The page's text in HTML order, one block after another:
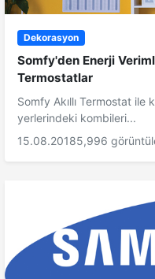
Dekorasyon
Somfy'den Enerji
Termostatlar
Somfy Akıllı Termostat ile
yerlerindeki kombileri...
15.08.20185,996